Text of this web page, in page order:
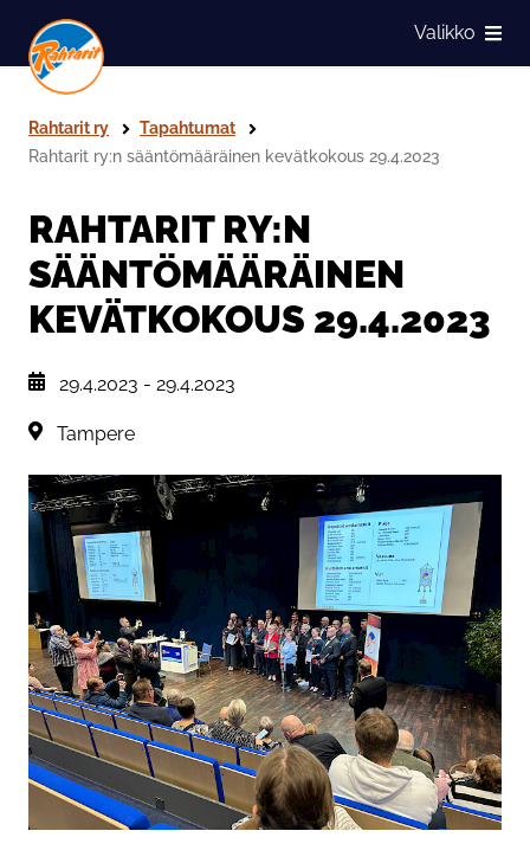
Siirry sivun sisältöön
Näytä
Valikko
Rahtarit ry
Tapahtumat
Rahtarit ry:n sääntömääräinen kevätkokous 29.4.2023
RAHTARIT RY:N
SÄÄNTÖMÄÄRÄINEN
KEVÄTKOKOUS 29.4.2023
, Tapahtuman päiväys:
29.4.2023 - 29.4.2023
Sijainti:Tampere